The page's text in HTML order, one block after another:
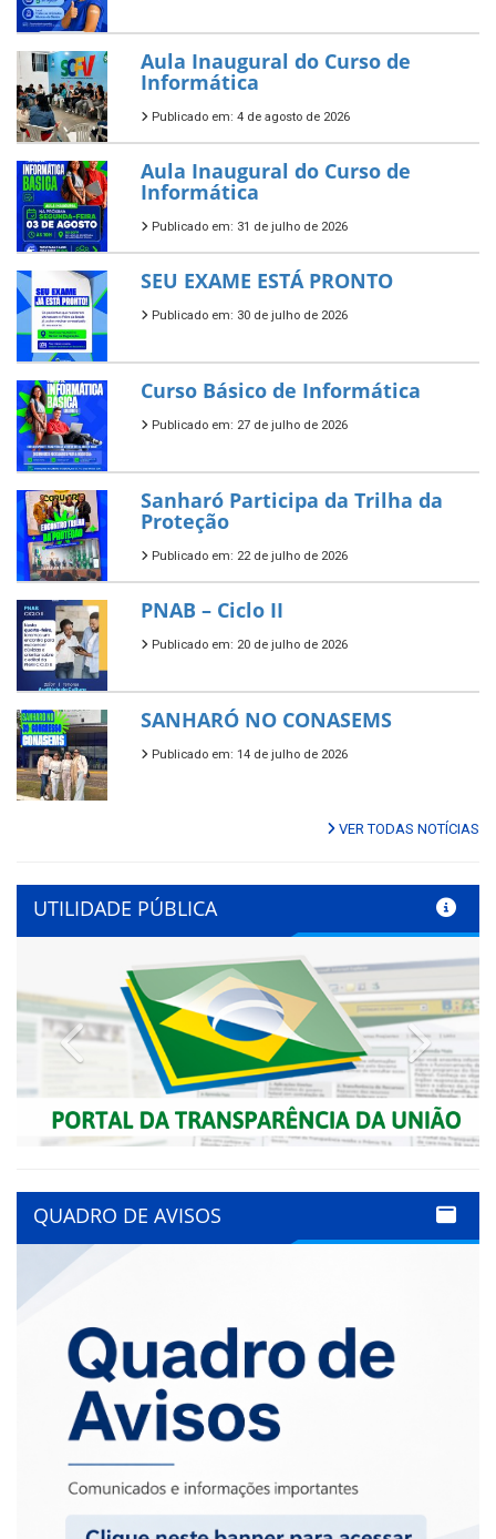
Aula Inaugural do Curso de
Informática
Publicado em: 4 de agosto de 2026
Aula Inaugural do Curso de
Informática
Publicado em: 31 de julho de 2026
SEU EXAME ESTÁ PRONTO
Publicado em: 30 de julho de 2026
Curso Básico de Informática
Publicado em: 27 de julho de 2026
Sanharó Participa da Trilha da
Proteção
Publicado em: 22 de julho de 2026
PNAB – Ciclo II
Publicado em: 20 de julho de 2026
SANHARÓ NO CONASEMS
Publicado em: 14 de julho de 2026
VER TODAS NOTÍCIAS
UTILIDADE PÚBLICA
Previous Next
QUADRO DE AVISOS